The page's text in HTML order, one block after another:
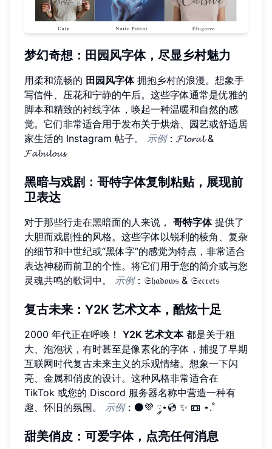
梦幻奇想：田园风字体，尽显乡村魅力
用柔和流畅的 田园风字体拥抱乡村的浪漫。想象手
写信件、压花和宁静的午后。这些字体通常是优雅的
脚本和精致的衬线字体，唤起一种温暖和自然的感
觉。它们非常适合用于发布关于烘焙、园艺或舒适居
家生活的 Instagram 帖子。 示例：𝓕𝓵𝓸𝓻𝓪𝓵 &
𝓕𝓪𝓫𝓾𝓵𝓸𝓾𝓼
黑暗与戏剧：哥特字体复制粘贴，展现前
卫表达
对于那些行走在黑暗面的人来说， 哥特字体提供了
大胆而戏剧性的风格。这些字体以锐利的棱角、复杂
的细节和中世纪或“黑体字”的感觉为特点，非常适合
表达神秘而前卫的个性。将它们用于您的简介或与您
灵魂共鸣的歌词中。 示例：𝔖𝔥𝔞𝔡𝔬𝔴𝔰 & 𝔖𝔢𝔠𝔯𝔢𝔱𝔰
复古未来：Y2K 艺术文本，酷炫十足
2000 年代正在呼唤！ Y2K 艺术文本都是关于粗
大、泡泡状，有时甚至是像素化的字体，捕捉了早期
互联网时代复古未来主义的乐观情绪。想象一下闪
亮、金属和俏皮的设计。这种风格非常适合在
TikTok 或您的 Discord 服务器名称中营造一种有
趣、怀旧的氛围。 示例：⚫💜 ༘⋆💿 ✨ 📼 ⋆.˚
甜美俏皮：可爱字体，点亮任何消息